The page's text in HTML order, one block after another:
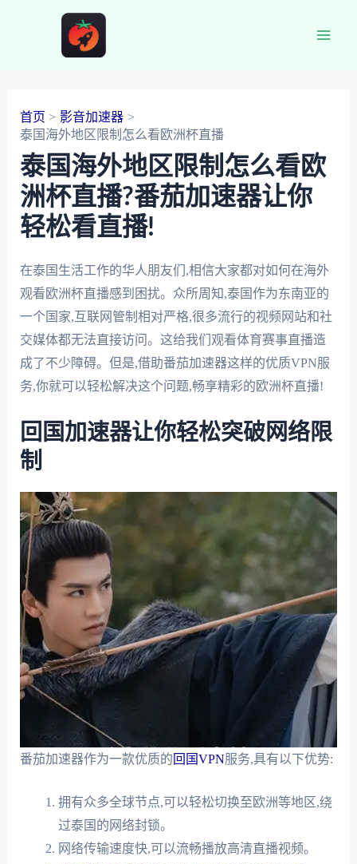
首页
影音加速器
泰国海外地区限制怎么看欧洲杯直播
泰国海外地区限制怎么看欧
洲杯直播?番茄加速器让你
轻松看直播!
在泰国生活工作的华人朋友们,相信大家都对如何在海外
观看欧洲杯直播感到困扰。众所周知,泰国作为东南亚的
一个国家,互联网管制相对严格,很多流行的视频网站和社
交媒体都无法直接访问。这给我们观看体育赛事直播造
成了不少障碍。但是,借助番茄加速器这样的优质VPN服
务,你就可以轻松解决这个问题,畅享精彩的欧洲杯直播!
回国加速器让你轻松突破网络限
制
番茄加速器作为一款优质的回国VPN服务,具有以下优势:
拥有众多全球节点,可以轻松切换至欧洲等地区,绕
过泰国的网络封锁。
网络传输速度快,可以流畅播放高清直播视频。